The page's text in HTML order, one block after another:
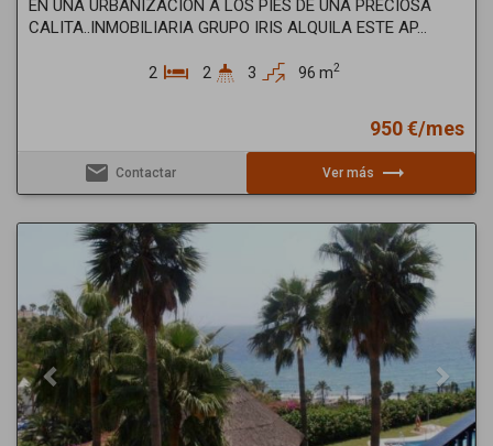
EN UNA URBANIZACION A LOS PIES DE UNA PRECIOSA
CALITA..INMOBILIARIA GRUPO IRIS ALQUILA ESTE AP...
2 2 3 96 m2
950 €/mes
email Contactar Ver más trending_flat
Previous Next